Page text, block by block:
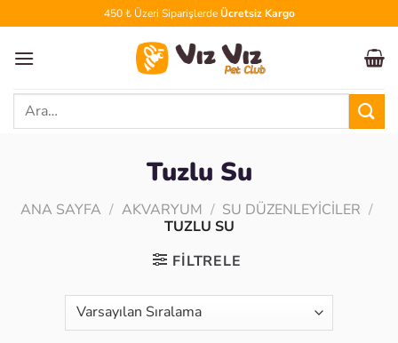
atla
450 ₺ Üzeri SiparişlerdeÜcretsiz Kargo
Ara:
Tuzlu Su
ANA SAYFA / AKVARYUM / SU DÜZENLEYICILER /
TUZLU SU
FILTRELE